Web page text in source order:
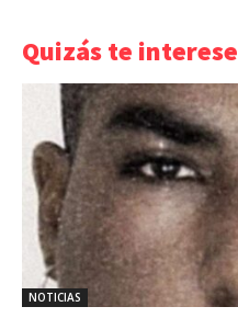
Quizás te interese
NOTICIAS